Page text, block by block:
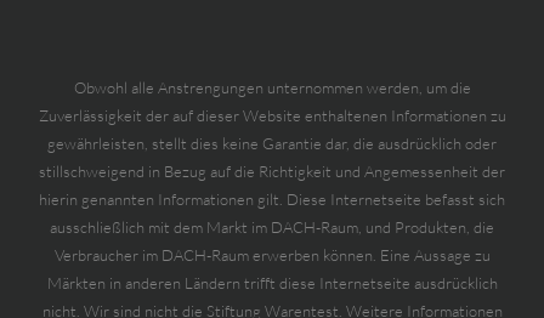
Obwohl alle Anstrengungen unternommen werden, um die
Zuverlässigkeit der auf dieser Website enthaltenen Informationen zu
gewährleisten, stellt dies keine Garantie dar, die ausdrücklich oder
stillschweigend in Bezug auf die Richtigkeit und Angemessenheit der
hierin genannten Informationen gilt. Diese Internetseite befasst sich
ausschließlich mit dem Markt im DACH-Raum, und Produkten, die
Verbraucher im DACH-Raum erwerben können. Eine Aussage zu
Märkten in anderen Ländern trifft diese Internetseite ausdrücklich
nicht. Wir sind nicht die Stiftung Warentest. Weitere Informationen